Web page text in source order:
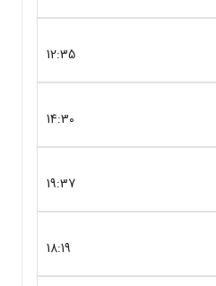
12:35
14:30
19:37
18:19